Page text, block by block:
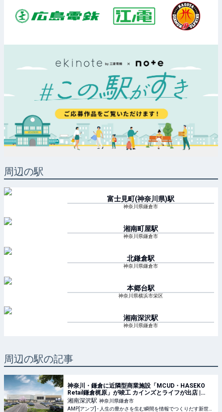
周辺の駅
富士見町(神奈川県)駅
神奈川県鎌倉市
湘南町屋駅
神奈川県鎌倉市
北鎌倉駅
神奈川県鎌倉市
本郷台駅
神奈川県横浜市栄区
湘南深沢駅
神奈川県鎌倉市
周辺の駅の記事
神奈川・鎌倉に近隣型商業施設「MCUD・HASEKO
Retail鎌倉梶原」が竣工 カインズとライフが出店 |
AMP[アンプ] - 人生の豊かさを生む瞬間を情報でつく
りだす新世代向けビジネスメディア
湘南深沢駅 神奈川県鎌倉市